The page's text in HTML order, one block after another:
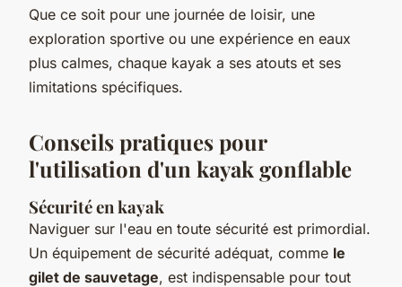
Que ce soit pour une journée de loisir, une
exploration sportive ou une expérience en eaux
plus calmes, chaque kayak a ses atouts et ses
limitations spécifiques.
Conseils pratiques pour
l'utilisation d'un kayak gonflable
Sécurité en kayak
Naviguer sur l'eau en toute sécurité est primordial.
Un équipement de sécurité adéquat, comme le
gilet de sauvetage, est indispensable pour tout